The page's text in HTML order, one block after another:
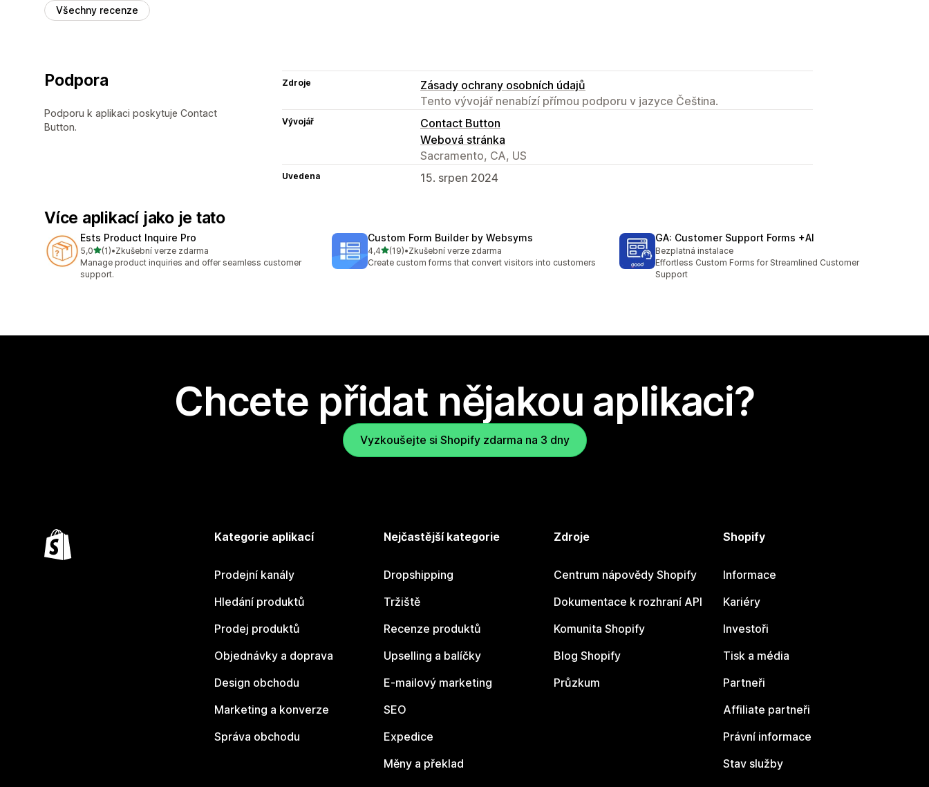
Všechny recenze
Podpora
Podporu k aplikaci poskytuje Contact
Button.
Zdroje
Zásady ochrany osobních údajů
Tento vývojář nenabízí přímou podporu v jazyce Čeština.
Vývojář
Contact Button
Webová stránka
Sacramento, CA, US
Uvedena 15. srpen 2024
Více aplikací jako je tato
Ests Product Inquire Pro
5,0z 5 hvězd
(1)
Celkový počet recenzí: 1
•Zkušební verze zdarma
Manage product inquiries and offer seamless customer
support.
Custom Form Builder by Websyms
4,4z 5 hvězd
(19)
Celkový počet recenzí: 19
•Zkušební verze zdarma
Create custom forms that convert visitors into customers
GA: Customer Support Forms +AI
Bezplatná instalace
Effortless Custom Forms for Streamlined Customer
Support
Chcete přidat nějakou aplikaci?
Vyzkoušejte si Shopify zdarma na 3 dny
Kategorie aplikací
Prodejní kanály
Hledání produktů
Prodej produktů
Objednávky a doprava
Design obchodu
Marketing a konverze
Správa obchodu
Nejčastější kategorie
Dropshipping
Tržiště
Recenze produktů
Upselling a balíčky
E-mailový marketing
SEO
Expedice
Měny a překlad
Zdroje
Centrum nápovědy Shopify
Dokumentace k rozhraní API
Komunita Shopify
Blog Shopify
Průzkum
Shopify
Informace
Kariéry
Investoři
Tisk a média
Partneři
Affiliate partneři
Právní informace
Stav služby